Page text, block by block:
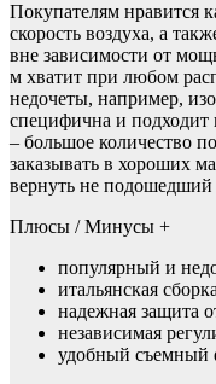
Покупателям нравится
скорость воздуха, а
вне зависимости от
м хватит при любом
недочеты, например,
специфична и подходит
– большое количество
заказывать в хороших
вернуть не подошедший
Плюсы / Минусы +
популярный и
итальянская
надежная защита
независимая
удобный съемный